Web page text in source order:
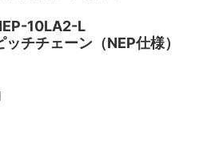
10LA2-L
チチェーン（NEP仕様）